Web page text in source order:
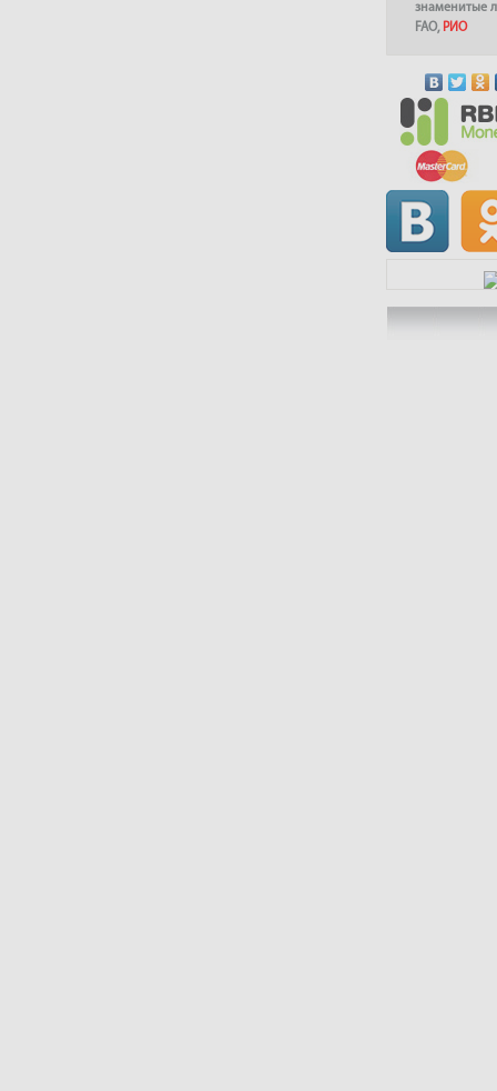
знаменитые
FAO, РИО